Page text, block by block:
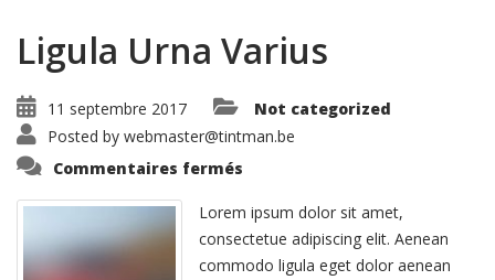
Ligula Urna Varius
11 septembre 2017
Not categorized
Posted by webmaster@tintman.be
Commentaires fermés
Varius
Lorem ipsum dolor sit amet,
consectetue adipiscing elit. Aenean
commodo ligula eget dolor aenean